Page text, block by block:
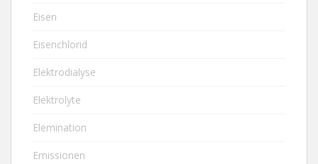
Eisen
Eisenchlorid
Elektrodialyse
Elektrolyte
Elemination
Emissionen